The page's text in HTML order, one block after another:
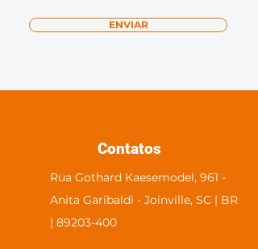
ENVIAR
Contatos
Rua Gothard Kaesemodel, 961 -
Anita Garibaldi - Joinville, SC | BR
| 89203-400